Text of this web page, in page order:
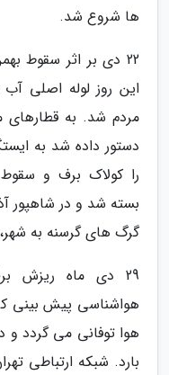
ها شروع شد.
22 دی بر اثر سقوط
این روز لوله اصلی
دستور داده شد به
را کولاک برف و
بسته شد و در شاهپور
گرگ های گرسنه به
29 دی ماه
هواشناسی پیش بینی
هوا توفانی می گردد و